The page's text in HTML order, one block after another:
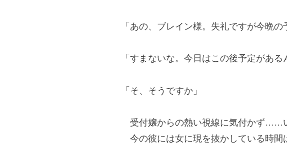
「あの、ブレイン様。失礼ですが今晩
「すまないな。今日はこの後予定があ
「そ、そうですか」
受付嬢からの熱い視線に気付かず……
今の彼には女に現を抜かしている時間